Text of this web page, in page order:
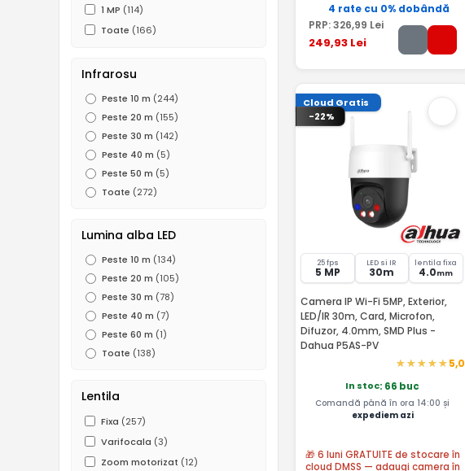
1 MP (114)
Toate (166)
Infrarosu
Peste 10 m (244)
Peste 20 m (155)
Peste 30 m (142)
Peste 40 m (5)
Peste 50 m (5)
Toate (272)
Lumina alba LED
Peste 10 m (134)
Peste 20 m (105)
Peste 30 m (78)
Peste 40 m (7)
Peste 60 m (1)
Toate (138)
Lentila
Fixa (257)
Varifocala (3)
Zoom motorizat (12)
4 rate cu 0% dobândă
PRP:326,99 Lei
249,93 Lei
Cloud Gratis
-22%
25 fps
5 MP
LED si IR
30m
lentila fixa
4.0mm
Camera IP Wi-Fi 5MP, Exterior,
LED/IR 30m, Card, Microfon,
Difuzor, 4.0mm, SMD Plus -
Dahua P5AS-PV
5,0
In stoc: 66 buc
Comandă până în ora 14:00 și
expediem azi
🎁 6 luni GRATUITE de stocare în
cloud DMSS — adaugi camera în